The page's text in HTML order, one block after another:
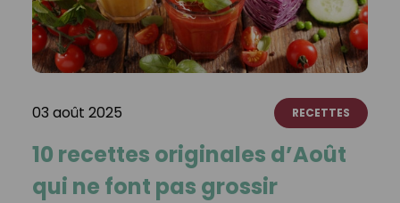
03 août 2025 RECETTES
10 recettes originales d’Août
qui ne font pas grossir